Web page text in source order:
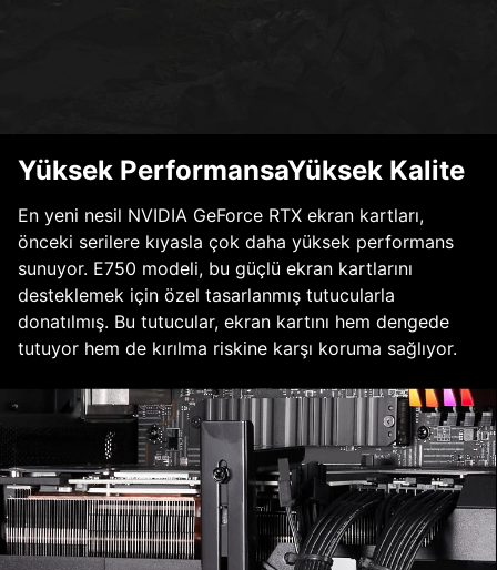
Yüksek PerformansaYüksek Kalite
En yeni nesil NVIDIA GeForce RTX ekran kartları,
önceki serilere kıyasla çok daha yüksek performans
sunuyor. E750 modeli, bu güçlü ekran kartlarını
desteklemek için özel tasarlanmış tutucularla
donatılmış. Bu tutucular, ekran kartını hem dengede
tutuyor hem de kırılma riskine karşı koruma sağlıyor.